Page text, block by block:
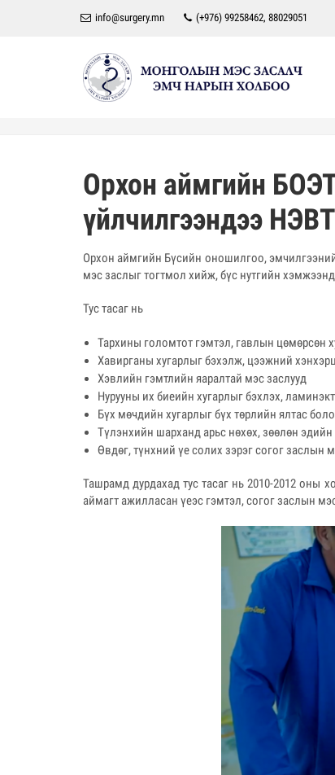
info@surgery.mn (+976) 99258462, 88029051
Орхон аймгийн
үйлчилгээндээ
Орхон аймгийн Бүсийн оношилгоо,
мэс заслыг тогтмол хийж, бүс нутгийн
Тус тасаг нь
Тархины голомтот гэмтэл, гавлын цөмөрсөн
Хавирганы хугарлыг бэхэлж, цээжний
Хэвлийн гэмтлийн яаралтай мэс заслууд
Нурууны их биеийн хугарлыг бэхлэх,
Бүх мөчдийн хугарлыг бүх төрлийн ялтас
Түлэнхийн шарханд арьс нөхөх, зөөлөн
Өвдөг, түнхний үе солих зэрэг согог заслын
Ташрамд дурдахад тус тасаг нь 2010-2012
аймагт ажилласан үеэс гэмтэл, согог заслын